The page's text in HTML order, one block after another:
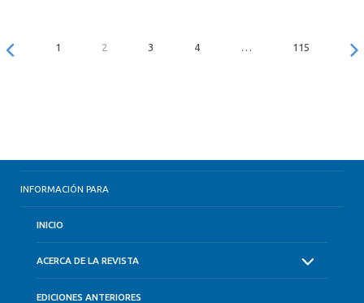
1 2 3 4 … 115
INFORMACIÓN PARA
INICIO
ACERCA DE LA REVISTA
EDICIONES ANTERIORES